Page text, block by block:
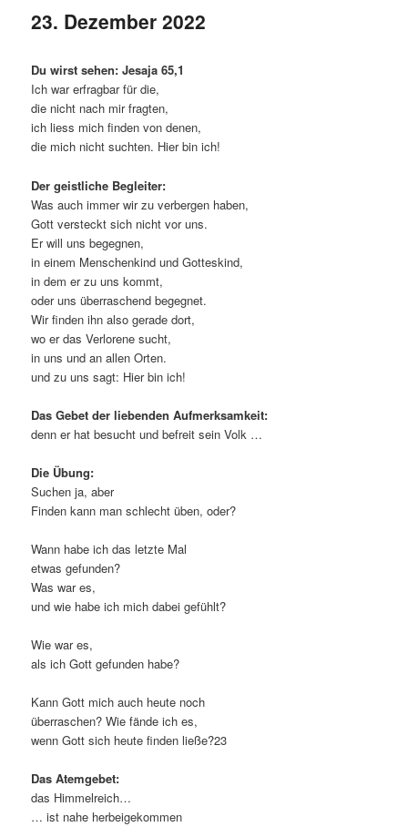
23. Dezember 2022
Du wirst sehen: Jesaja 65,1
Ich war erfragbar für die,
die nicht nach mir fragten,
ich liess mich finden von denen,
die mich nicht suchten. Hier bin ich!
Der geistliche Begleiter:
Was auch immer wir zu verbergen haben,
Gott versteckt sich nicht vor uns.
Er will uns begegnen,
in einem Menschenkind und Gotteskind,
in dem er zu uns kommt,
oder uns überraschend begegnet.
Wir finden ihn also gerade dort,
wo er das Verlorene sucht,
in uns und an allen Orten.
und zu uns sagt: Hier bin ich!
Das Gebet der liebenden Aufmerksamkeit:
denn er hat besucht und befreit sein Volk …
Die Übung:
Suchen ja, aber
Finden kann man schlecht üben, oder?
Wann habe ich das letzte Mal
etwas gefunden?
Was war es,
und wie habe ich mich dabei gefühlt?
Wie war es,
als ich Gott gefunden habe?
Kann Gott mich auch heute noch
überraschen? Wie fände ich es,
wenn Gott sich heute finden ließe?23
Das Atemgebet:
das Himmelreich…
… ist nahe herbeigekommen